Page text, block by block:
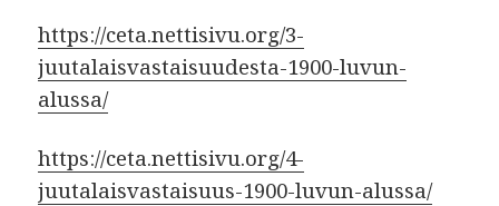
https://ceta.nettisivu.org/3-
juutalaisvastaisuudesta-1900-luvun-
alussa/
https://ceta.nettisivu.org/4-
juutalaisvastaisuus-1900-luvun-alussa/